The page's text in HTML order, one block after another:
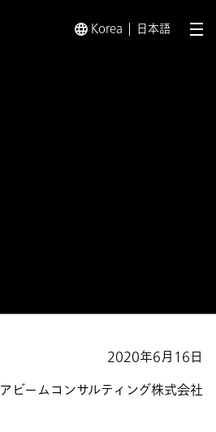
Korea 日本語 メ
2020年6月16日
アビームコンサルティング株式会社